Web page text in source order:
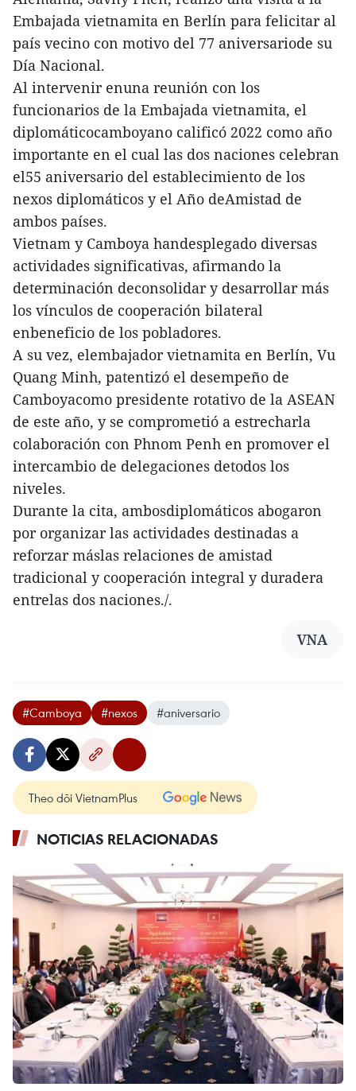
Embajada vietnamita en Berlín para felicitar al
país vecino con motivo del 77 aniversariode su
Día Nacional.
Al intervenir enuna reunión con los
funcionarios de la Embajada vietnamita, el
diplomáticocamboyano calificó 2022 como año
importante en el cual las dos naciones celebran
el55 aniversario del establecimiento de los
nexos diplomáticos y el Año deAmistad de
ambos países.
Vietnam y Camboya handesplegado diversas
actividades significativas, afirmando la
determinación deconsolidar y desarrollar más
los vínculos de cooperación bilateral
enbeneficio de los pobladores.
A su vez, elembajador vietnamita en Berlín, Vu
Quang Minh, patentizó el desempeño de
Camboyacomo presidente rotativo de la ASEAN
de este año, y se comprometió a estrecharla
colaboración con Phnom Penh en promover el
intercambio de delegaciones detodos los
niveles.
Durante la cita, ambosdiplomáticos abogaron
por organizar las actividades destinadas a
reforzar máslas relaciones de amistad
tradicional y cooperación integral y duradera
entrelas dos naciones./.
VNA
#Camboya #nexos #aniversario
Theo dõi VietnamPlus
NOTICIAS RELACIONADAS